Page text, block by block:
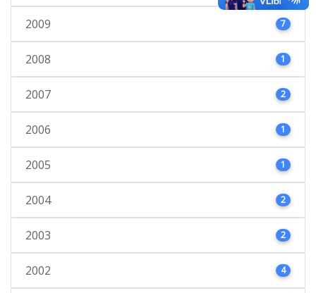
2009 7
2008 1
2007 2
2006 1
2005 1
2004 2
2003 2
2002 4